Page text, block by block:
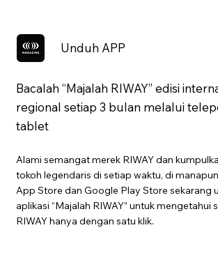
Unduh APP
Bacalah “Majalah RIWAY” edisi
regional setiap 3 bulan melalui
tablet
Alami semangat merek RIWAY dan
tokoh legendaris di setiap waktu, di
App Store dan Google Play Store sekarang
aplikasi “Majalah RIWAY” untuk mengetahui
RIWAY hanya dengan satu klik.